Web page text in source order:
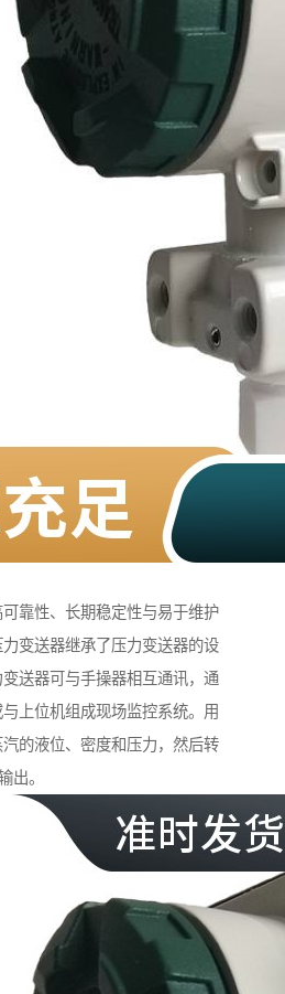
靠性、长期稳定性与易于维护
变送器继承了压力变送器的设
送器可与手操器相互通讯，通
上位机组成现场监控系统。用
的液位、密度和压力，然后转
出。